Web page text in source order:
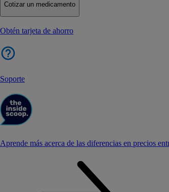
Cotizar un medicamento
Obtén tarjeta de ahorro
Soporte
Aprende más acerca de las diferencias en precios